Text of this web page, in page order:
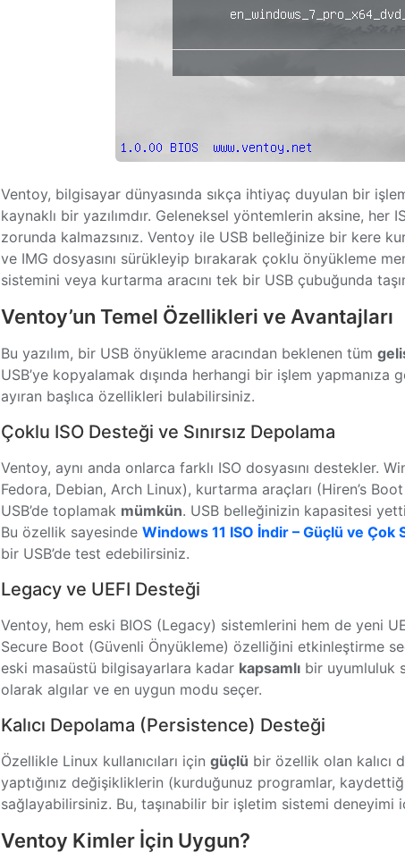
Ventoy, bilgisayar dünyasında sıkça ihtiyaç duyulan bir
kaynaklı bir yazılımdır. Geleneksel yöntemlerin aksine,
zorunda kalmazsınız. Ventoy ile USB belleğinize bir kere
ve IMG dosyasını sürükleyip bırakarak çoklu önyükleme
sistemini veya kurtarma aracını tek bir USB çubuğunda
Ventoy’un Temel Özellikleri ve Avantajları
Bu yazılım, bir USB önyükleme aracından beklenen tüm
USB’ye kopyalamak dışında herhangi bir işlem yapmanıza
ayıran başlıca özellikleri bulabilirsiniz.
Çoklu ISO Desteği ve Sınırsız Depolama
Ventoy, aynı anda onlarca farklı ISO dosyasını destekler.
Fedora, Debian, Arch Linux), kurtarma araçları (Hiren’s
USB’de toplamak mümkün. USB belleğinizin kapasitesi
Bu özellik sayesinde Windows 11 ISO İndir – Güçlü ve
bir USB’de test edebilirsiniz.
Legacy ve UEFI Desteği
Ventoy, hem eski BIOS (Legacy) sistemlerini hem de yeni
Secure Boot (Güvenli Önyükleme) özelliğini etkinleştirme
eski masaüstü bilgisayarlara kadar kapsamlı bir uyumluluk
olarak algılar ve en uygun modu seçer.
Kalıcı Depolama (Persistence) Desteği
Özellikle Linux kullanıcıları için güçlü bir özellik olan kalıcı
yaptığınız değişikliklerin (kurduğunuz programlar,
sağlayabilirsiniz. Bu, taşınabilir bir işletim sistemi deneyimi
Ventoy Kimler İçin Uygun?